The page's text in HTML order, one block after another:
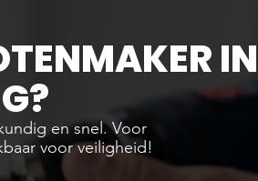
IN
en snel. Voor
voor veiligheid!